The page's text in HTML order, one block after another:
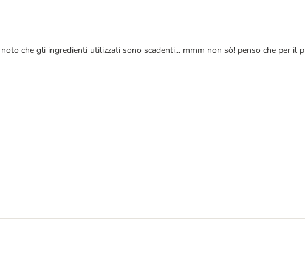
che gli ingredienti utilizzati sono scadenti... mmm non sò! penso che per il